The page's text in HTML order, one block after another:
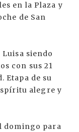
en la Plaza y
de San
siendo
con sus 21
Etapa de su
alegre y
domingo para